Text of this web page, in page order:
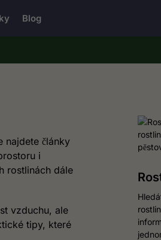
Blog
najdete články
i
rostlinách dále
vzduchu, ale
tipy, které